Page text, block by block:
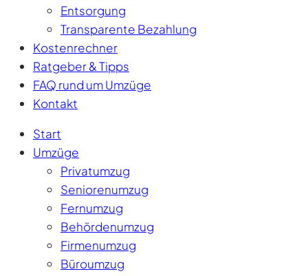
Entsorgung
Transparente Bezahlung
Kostenrechner
Ratgeber & Tipps
FAQ rund um Umzüge
Kontakt
Start
Umzüge
Privatumzug
Seniorenumzug
Fernumzug
Behördenumzug
Firmenumzug
Büroumzug